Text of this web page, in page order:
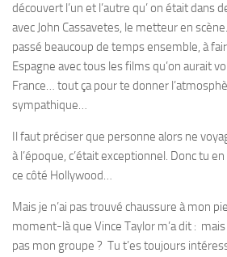
découvert l’un et l’autre qu’ on était dans
avec John Cassavetes, le metteur en
passé beaucoup de temps ensemble, à
Espagne avec tous les films qu’on aurait
France… tout ça pour te donner
sympathique…
Il faut préciser que personne alors ne
à l’époque, c’était exceptionnel. Donc tu
ce côté Hollywood…
Mais je n’ai pas trouvé chaussure à mon
moment-là que Vince Taylor m’a dit :
pas mon groupe ? Tu t’es toujours